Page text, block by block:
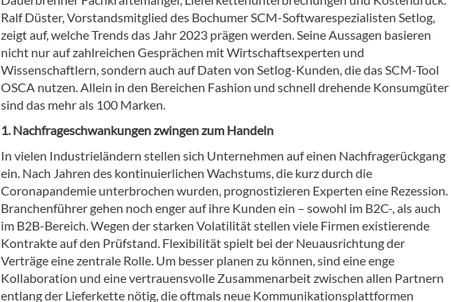
Ralf Düster, Vorstandsmitglied des Bochumer SCM-Softwarespezialisten Setlog,
zeigt auf, welche Trends das Jahr 2023 prägen werden. Seine Aussagen basieren
nicht nur auf zahlreichen Gesprächen mit Wirtschaftsexperten und
Wissenschaftlern, sondern auch auf Daten von Setlog-Kunden, die das SCM-Tool
OSCA nutzen. Allein in den Bereichen Fashion und schnell drehende Konsumgüter
sind das mehr als 100 Marken.
1. Nachfrageschwankungen zwingen zum Handeln
In vielen Industrieländern stellen sich Unternehmen auf einen Nachfragerückgang
ein. Nach Jahren des kontinuierlichen Wachstums, die kurz durch die
Coronapandemie unterbrochen wurden, prognostizieren Experten eine Rezession.
Branchenführer gehen noch enger auf ihre Kunden ein – sowohl im B2C-, als auch
im B2B-Bereich. Wegen der starken Volatilität stellen viele Firmen existierende
Kontrakte auf den Prüfstand. Flexibilität spielt bei der Neuausrichtung der
Verträge eine zentrale Rolle. Um besser planen zu können, sind eine enge
Kollaboration und eine vertrauensvolle Zusammenarbeit zwischen allen Partnern
entlang der Lieferkette nötig, die oftmals neue Kommunikationsplattformen